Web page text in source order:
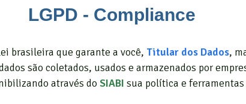
LGPD - Compliance
brasileira que garante a você, Titular dos Dados,
são coletados, usados e armazenados por
através do SIABI sua política e